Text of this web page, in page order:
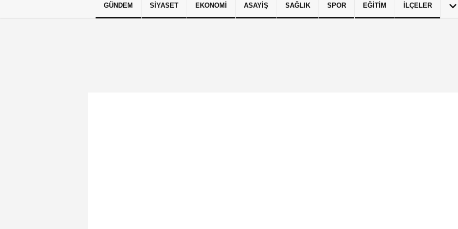
Künye İletişim Çerez Politikası Gizlilik İlkeleri
GÜNDEM SIYASET EKONOMI ASAYIŞ SAĞLIK SPOR EĞITIM İLÇELER